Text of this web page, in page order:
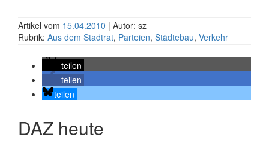
Artikel vom 15.04.2010 | Autor: sz
Rubrik: Aus dem Stadtrat, Parteien, Städtebau, Verkehr
teilen
teilen
teilen
DAZ heute